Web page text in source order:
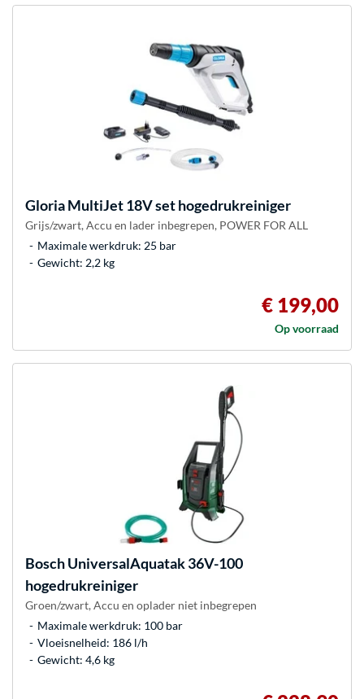
GloriaMultiJet 18V set hogedrukreiniger
Grijs/zwart, Accu en lader inbegrepen, POWER FOR ALL
Maximale werkdruk: 25 bar
Gewicht: 2,2 kg
€ 199,00
Op voorraad
BoschUniversalAquatak 36V-100
hogedrukreiniger
Groen/zwart, Accu en oplader niet inbegrepen
Maximale werkdruk: 100 bar
Vloeisnelheid: 186 l/h
Gewicht: 4,6 kg